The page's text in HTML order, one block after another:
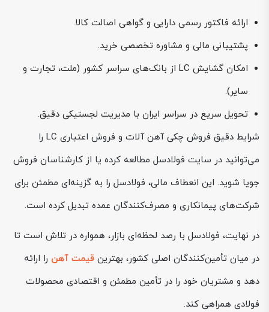
ارائه فاکتور رسمی دارایی و گواهی اصالت کالا.
پشتیبانی مالی و مشاوره تخصصی خرید.
امکان گشایش LC از بانک‌های سراسر کشور (ملت، تجارت و
سایر).
تحویل سریع در سراسر ایران با مدیریت لجستیکی دقیق.
شرایط دقیق فروش چکی آهن آلات و فروش اعتباری LC را
می‌توانید در سایت فولادسل مطالعه کرده یا از کارشناسان فروش
جویا شوید. این انعطاف مالی، فولادسل را به گزینه‌ای مطمئن برای
شرکت‌های پیمانکاری و مصرف‌کنندگان عمده تبدیل کرده است.
در نهایت، فولادسل با رصد لحظه‌ای بازار، همواره در تلاش است تا
در میان تأمین‌کنندگان اصلی کشور، بهترین قیمت آهن را ارائه
دهد و مشتریان خود را در تأمین مطمئن و اقتصادی محصولات
فولادی همراهی کند.